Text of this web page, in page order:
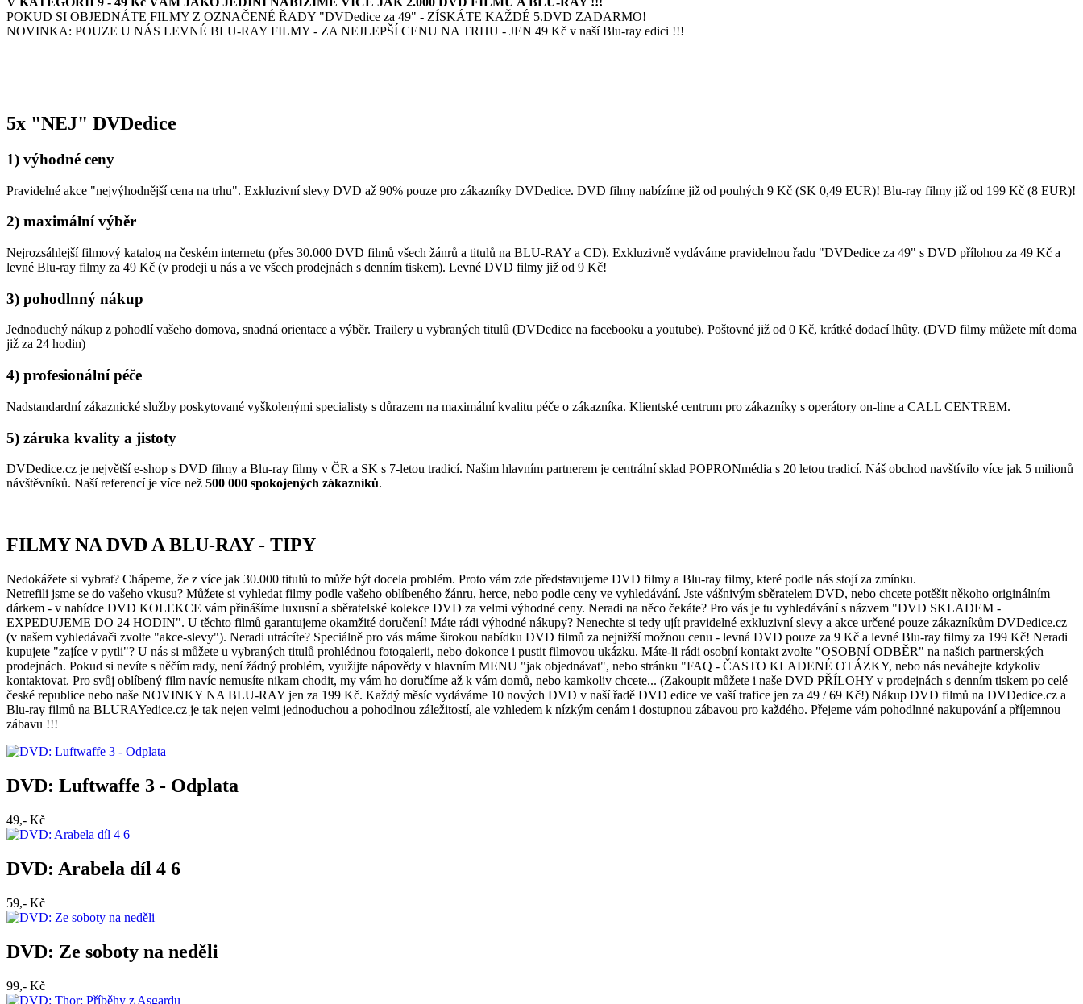
POKUD SI OBJEDNÁTE FILMY Z OZNAČENÉ ŘADY "DVDedice za 49" - ZÍSKÁTE KAŽDÉ 5.DVD ZADARMO!
NOVINKA: POUZE U NÁS LEVNÉ BLU-RAY FILMY - ZA NEJLEPŠÍ CENU NA TRHU - JEN 49 Kč v naší Blu-ray edici !!!
5x "NEJ" DVDedice
1) výhodné ceny
Pravidelné akce "nejvýhodnější cena na trhu". Exkluzivní slevy DVD až 90% pouze pro zákazníky DVDedice. DVD filmy nabízíme již od pouhých 9 Kč (SK 0,49 EUR)! Blu-ray filmy již od 199 Kč (8 EUR)!
2) maximální výběr
Nejrozsáhlejší filmový katalog na českém internetu (přes 30.000 DVD filmů všech žánrů a titulů na BLU-RAY a CD). Exkluzivně vydáváme pravidelnou řadu "DVDedice za 49" s DVD přílohou za 49 Kč a
levné Blu-ray filmy za 49 Kč (v prodeji u nás a ve všech prodejnách s denním tiskem). Levné DVD filmy již od 9 Kč!
3) pohodlnný nákup
Jednoduchý nákup z pohodlí vašeho domova, snadná orientace a výběr. Trailery u vybraných titulů (DVDedice na facebooku a youtube). Poštovné již od 0 Kč, krátké dodací lhůty. (DVD filmy můžete mít doma
již za 24 hodin)
4) profesionální péče
Nadstandardní zákaznické služby poskytované vyškolenými specialisty s důrazem na maximální kvalitu péče o zákazníka. Klientské centrum pro zákazníky s operátory on-line a CALL CENTREM.
5) záruka kvality a jistoty
DVDedice.cz je největší e-shop s DVD filmy a Blu-ray filmy v ČR a SK s 7-letou tradicí. Našim hlavním partnerem je centrální sklad POPRONmédia s 20 letou tradicí. Náš obchod navštívilo více jak 5 milionů
návštěvníků. Naší referencí je více než 500 000 spokojených zákazníků.
FILMY NA DVD A BLU-RAY - TIPY
Nedokážete si vybrat? Chápeme, že z více jak 30.000 titulů to může být docela problém. Proto vám zde představujeme DVD filmy a Blu-ray filmy, které podle nás stojí za zmínku.
Netrefili jsme se do vašeho vkusu? Můžete si vyhledat filmy podle vašeho oblíbeného žánru, herce, nebo podle ceny ve vyhledávání. Jste vášnivým sběratelem DVD, nebo chcete potěšit někoho originálním
dárkem - v nabídce DVD KOLEKCE vám přinášíme luxusní a sběratelské kolekce DVD za velmi výhodné ceny. Neradi na něco čekáte? Pro vás je tu vyhledávání s názvem "DVD SKLADEM -
EXPEDUJEME DO 24 HODIN". U těchto filmů garantujeme okamžité doručení! Máte rádi výhodné nákupy? Nenechte si tedy ujít pravidelné exkluzivní slevy a akce určené pouze zákazníkům DVDedice.cz
(v našem vyhledávači zvolte "akce-slevy"). Neradi utrácíte? Speciálně pro vás máme širokou nabídku DVD filmů za nejnižší možnou cenu - levná DVD pouze za 9 Kč a levné Blu-ray filmy za 199 Kč! Neradi
kupujete "zajíce v pytli"? U nás si můžete u vybraných titulů prohlédnou fotogalerii, nebo dokonce i pustit filmovou ukázku. Máte-li rádi osobní kontakt zvolte "OSOBNÍ ODBĚR" na našich partnerských
prodejnách. Pokud si nevíte s něčím rady, není žádný problém, využijte nápovědy v hlavním MENU "jak objednávat", nebo stránku "FAQ - ČASTO KLADENÉ OTÁZKY, nebo nás neváhejte kdykoliv
kontaktovat. Pro svůj oblíbený film navíc nemusíte nikam chodit, my vám ho doručíme až k vám domů, nebo kamkoliv chcete... (Zakoupit můžete i naše DVD PŘÍLOHY v prodejnách s denním tiskem po celé
české republice nebo naše NOVINKY NA BLU-RAY jen za 199 Kč. Každý měsíc vydáváme 10 nových DVD v naší řadě DVD edice ve vaší trafice jen za 49 / 69 Kč!) Nákup DVD filmů na DVDedice.cz a
Blu-ray filmů na BLURAYedice.cz je tak nejen velmi jednoduchou a pohodlnou záležitostí, ale vzhledem k nízkým cenám i dostupnou zábavou pro každého. Přejeme vám pohodlnné nakupování a příjemnou
zábavu !!!
DVD: Luftwaffe 3 - Odplata
49,- Kč
DVD: Arabela díl 4 6
59,- Kč
DVD: Ze soboty na neděli
99,- Kč